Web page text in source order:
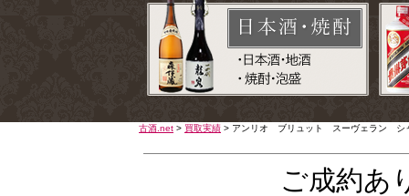
古酒.net > 買取実績 > アンリオ ブリュット スーヴェラン シ
ご成約あ